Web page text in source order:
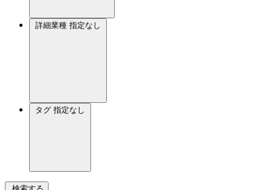
詳細業種 指定なし
タグ 指定なし